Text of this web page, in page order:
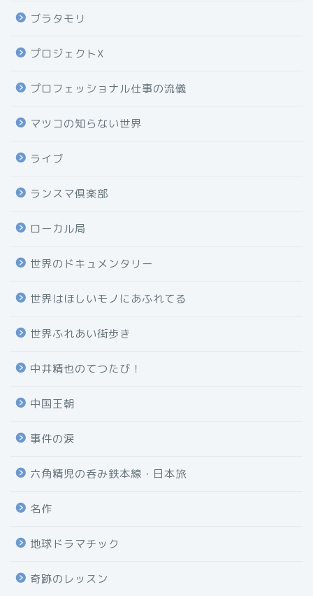
ブラタモリ
プロジェクトX
プロフェッショナル仕事の流儀
マツコの知らない世界
ライブ
ランスマ倶楽部
ローカル局
世界のドキュメンタリー
世界はほしいモノにあふれてる
世界ふれあい街歩き
中井精也のてつたび！
中国王朝
事件の涙
六角精児の呑み鉄本線・日本旅
名作
地球ドラマチック
奇跡のレッスン